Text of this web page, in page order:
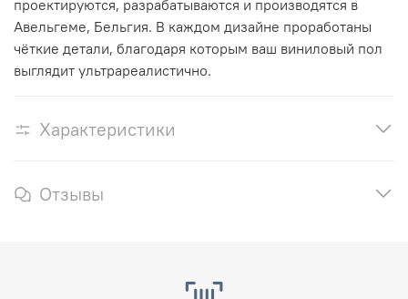
проектируются, разрабатываются и производятся в
Авельгеме, Бельгия. В каждом дизайне проработаны
чёткие детали, благодаря которым ваш виниловый пол
выглядит ультрареалистично.
Характеристики
Отзывы